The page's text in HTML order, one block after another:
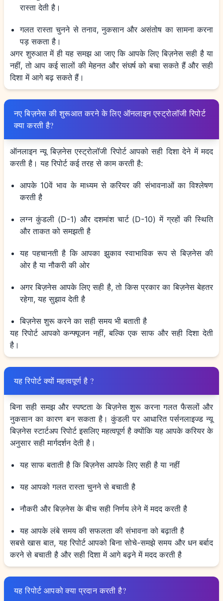
रास्ता देती है।
गलत रास्ता चुनने से तनाव, नुकसान और असंतोष का सामना करना
पड़ सकता है।
अगर शुरुआत में ही यह समझ आ जाए कि आपके लिए बिज़नेस सही है या
नहीं, तो आप कई सालों की मेहनत और संघर्ष को बचा सकते हैं और सही
दिशा में आगे बढ़ सकते हैं।
नए बिज़नेस की शुरूआत करने के लिए ऑनलाइन एस्ट्रोलॉजी रिपोर्ट
क्या करती है?
ऑनलाइन न्यू बिज़नेस एस्ट्रोलॉजी रिपोर्ट आपको सही दिशा देने में मदद
करती है। यह रिपोर्ट कई तरह से काम करती है:
आपके 10वें भाव के माध्यम से करियर की संभावनाओं का विश्लेषण
करती है
लग्न कुंडली (D-1) और दशमांश चार्ट (D-10) में ग्रहों की स्थिति
और ताकत को समझती है
यह पहचानती है कि आपका झुकाव स्वाभाविक रूप से बिज़नेस की
ओर है या नौकरी की ओर
अगर बिज़नेस आपके लिए सही है, तो किस प्रकार का बिज़नेस बेहतर
रहेगा, यह सुझाव देती है
बिज़नेस शुरू करने का सही समय भी बताती है
यह रिपोर्ट आपको कन्फ्यूजन नहीं, बल्कि एक साफ और सही दिशा देती
है।
यह रिपोर्ट क्यों महत्वपूर्ण है ?
बिना सही समझ और स्पष्टता के बिज़नेस शुरू करना गलत फैसलों और
नुकसान का कारण बन सकता है। कुंडली पर आधारित पर्सनलाइज्ड न्यू
बिज़नेस स्टार्टअप रिपोर्ट इसलिए महत्वपूर्ण है क्योंकि यह आपके करियर के
अनुसार सही मार्गदर्शन देती है।
यह साफ बताती है कि बिज़नेस आपके लिए सही है या नहीं
यह आपको गलत रास्ता चुनने से बचाती है
नौकरी और बिज़नेस के बीच सही निर्णय लेने में मदद करती है
यह आपके लंबे समय की सफलता की संभावना को बढ़ाती है
सबसे खास बात, यह रिपोर्ट आपको बिना सोचे-समझे समय और धन बर्बाद
करने से बचाती है और सही दिशा में आगे बढ़ने में मदद करती है
यह रिपोर्ट आपको क्या प्रदान करती है?